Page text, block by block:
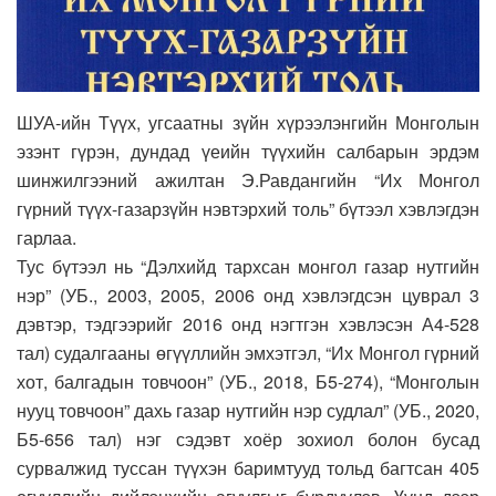
ШУА-ийн Түүх, угсаатны зүйн хүрээлэнгийн Монголын
эзэнт гүрэн, дундад үеийн түүхийн салбарын эрдэм
шинжилгээний ажилтан Э.Равдангийн “Их Монгол
гүрний түүх-газарзүйн нэвтэрхий толь” бүтээл хэвлэгдэн
гарлаа.
Тус бүтээл нь “Дэлхийд тархсан монгол газар нутгийн
нэр” (УБ., 2003, 2005, 2006 онд хэвлэгдсэн цуврал 3
дэвтэр, тэдгээрийг 2016 онд нэгтгэн хэвлэсэн А4-528
тал) судалгааны өгүүллийн эмхэтгэл, “Их Монгол гүрний
хот, балгадын товчоон” (УБ., 2018, Б5-274), “Монголын
нууц товчоон” дахь газар нутгийн нэр судлал” (УБ., 2020,
Б5-656 тал) нэг сэдэвт хоёр зохиол болон бусад
сурвалжид туссан түүхэн баримтууд тольд багтсан 405